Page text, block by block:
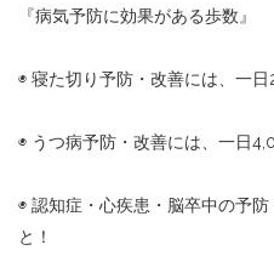
『病気予防に効果がある歩数』
◉ 寝た切り予防・改善には、一日
◉ うつ病予防・改善には、一日
◉ 認知症・心疾患・脳卒中の予防
と！